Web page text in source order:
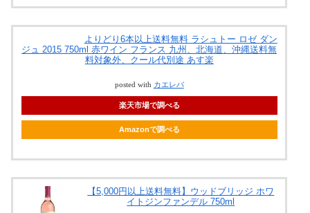
よりどり6本以上送料無料 ラシュトー ロゼ ダン
ジュ 2015 750ml 赤ワイン フランス 九州、北海道、沖縄送料無
料対象外、クール代別途 あす楽
posted with カエレバ
楽天市場で調べる
Amazonで調べる
【5,000円以上送料無料】ウッドブリッジ ホワ
イトジンファンデル 750ml